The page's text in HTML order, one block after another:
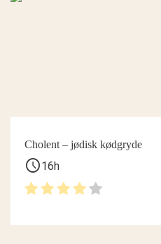
Cholent – jødisk kødgryde
schedule16h